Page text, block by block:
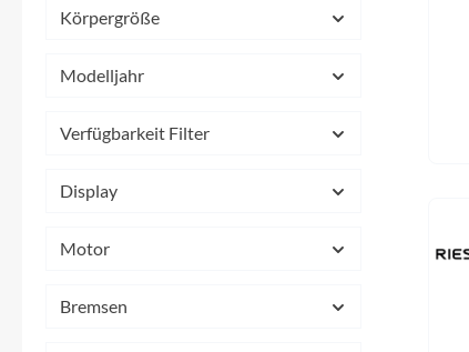
SKS
SRAM
Tip Top
Unleazhed
Voxom
Körpergröße
Modelljahr
Verfügbarkeit Filter
Display
Motor
Bremsen